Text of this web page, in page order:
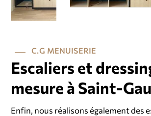
C.G MENUISERIE
Escaliers et
mesure à Saint-
Enfin, nous réalisons également des